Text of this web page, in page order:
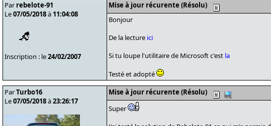
Par rebelote-91
Le07/05/2018à 11:04:08
Inscription : le24/02/2007
Mise à jour récurente (Résolu)
Bonjour
De la lecture ici
Si tu loupe l'utilitaire de Microsoft c'est la
Testé et adopté
ParTurbo16
Le07/05/2018à23:26:17
Mise à jour récurente (Résolu)
Super